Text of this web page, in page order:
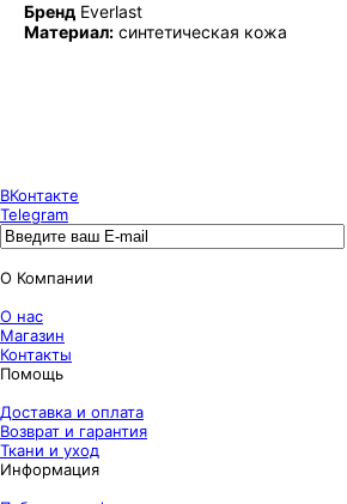
Бренд Everlast
Материал: синтетическая кожа
ВКонтакте
Telegram
О Компании
О нас
Магазин
Контакты
Помощь
Доставка и оплата
Возврат и гарантия
Ткани и уход
Информация